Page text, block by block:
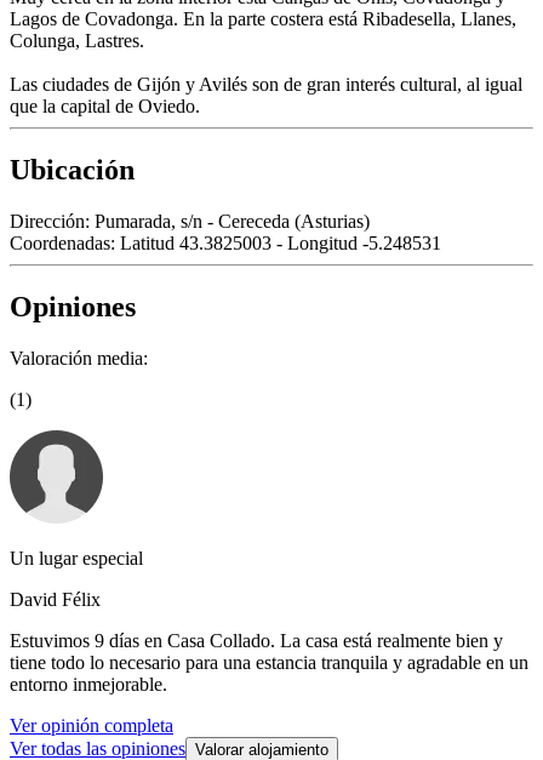
Lagos de Covadonga. En la parte costera está Ribadesella, Llanes,
Colunga, Lastres.
Las ciudades de Gijón y Avilés son de gran interés cultural, al igual
que la capital de Oviedo.
Ubicación
Dirección: Pumarada, s/n - Cereceda (Asturias)
Coordenadas: Latitud 43.3825003 - Longitud -5.248531
Opiniones
Valoración media:
(1)
Un lugar especial
David Félix
Estuvimos 9 días en Casa Collado. La casa está realmente bien y
tiene todo lo necesario para una estancia tranquila y agradable en un
entorno inmejorable.
Ver opinión completa
Ver todas las opiniones Valorar alojamiento